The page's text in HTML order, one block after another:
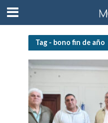
Tag - bono fin de año